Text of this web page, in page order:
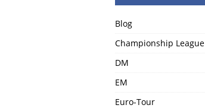
Blog
Championship
DM
EM
Euro-Tour